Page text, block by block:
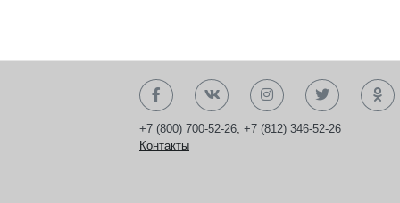
+7 (800) 700-52-26, +7 (812) 346-52-26
Контакты